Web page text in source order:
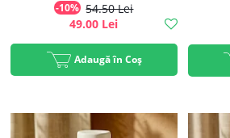
-10% 54.50 Lei
49.00 Lei
Adaugă în Coș